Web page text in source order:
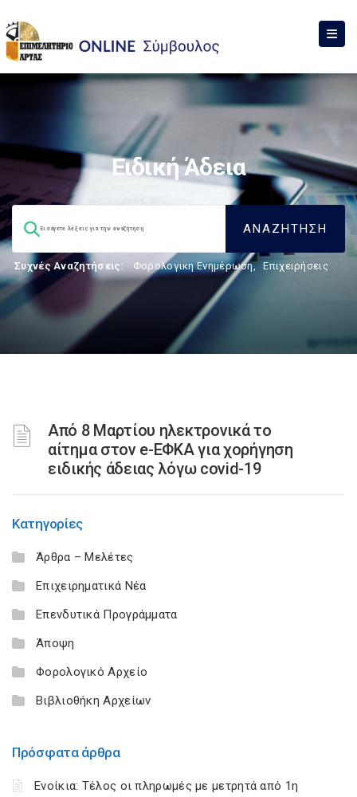
Ειδική Άδεια
Συχνές Αναζητήσεις: Φορολογικη Ενημέρωση, Επιχειρήσεις
Από 8 Μαρτίου ηλεκτρονικά το
αίτημα στον e-ΕΦΚΑ για χορήγηση
ειδικής άδειας λόγω covid-19
Κατηγορίες
Άρθρα – Μελέτες
Επιχειρηματικά Νέα
Επενδυτικά Προγράμματα
Άποψη
Φορολογικό Αρχείο
Βιβλιοθήκη Αρχείων
Πρόσφατα άρθρα
Ενοίκια: Τέλος οι πληρωμές με μετρητά από 1η